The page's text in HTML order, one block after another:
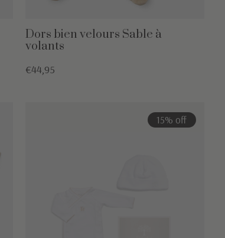
Dors bien velours Sable à
volants
€44,95
15% off